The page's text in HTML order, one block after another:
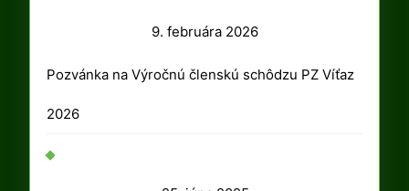
9. februára 20269.
februára
Pozvánka na Výročnú členskú schôdzu PZ Víťaz
2026